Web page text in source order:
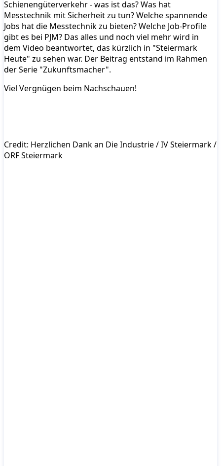
Schienengüterverkehr - was ist das? Was hat
Messtechnik mit Sicherheit zu tun? Welche spannende
Jobs hat die Messtechnik zu bieten? Welche Job-Profile
gibt es bei PJM? Das alles und noch viel mehr wird in
dem Video beantwortet, das kürzlich in "Steiermark
Heute" zu sehen war. Der Beitrag entstand im Rahmen
der Serie "Zukunftsmacher".
Viel Vergnügen beim Nachschauen!
Credit: Herzlichen Dank an Die Industrie / IV Steiermark /
ORF Steiermark